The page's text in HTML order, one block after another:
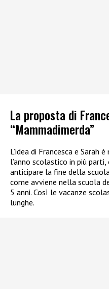
La proposta di
“Mammadimerda”
L’idea di Francesca e Sarah
l’anno scolastico in più
anticipare la fine della
come avviene nella scuola
5 anni. Così le vacanze
lunghe.